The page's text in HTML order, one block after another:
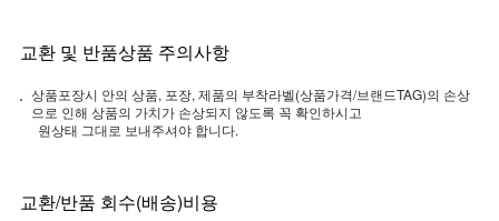
교환 및 반품상품 주의사항
상품포장시 안의 상품, 포장, 제품의 부착라벨(상품가격/브랜드TAG)의 손상
으로 인해 상품의 가치가 손상되지 않도록 꼭 확인하시고
원상태 그대로 보내주셔야 합니다.
교환/반품 회수(배송)비용